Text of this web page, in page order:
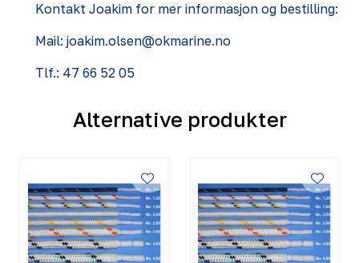
Kontakt Joakim for mer informasjon og bestilling:
Mail: joakim.olsen@okmarine.no
Tlf.: 47 66 52 05
Alternative produkter